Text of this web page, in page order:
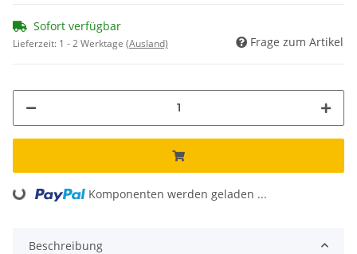
Sofort verfügbar
Lieferzeit: 1 - 2 Werktage (Ausland) Frage zum Artikel
Loading... Komponenten werden geladen ...
Beschreibung